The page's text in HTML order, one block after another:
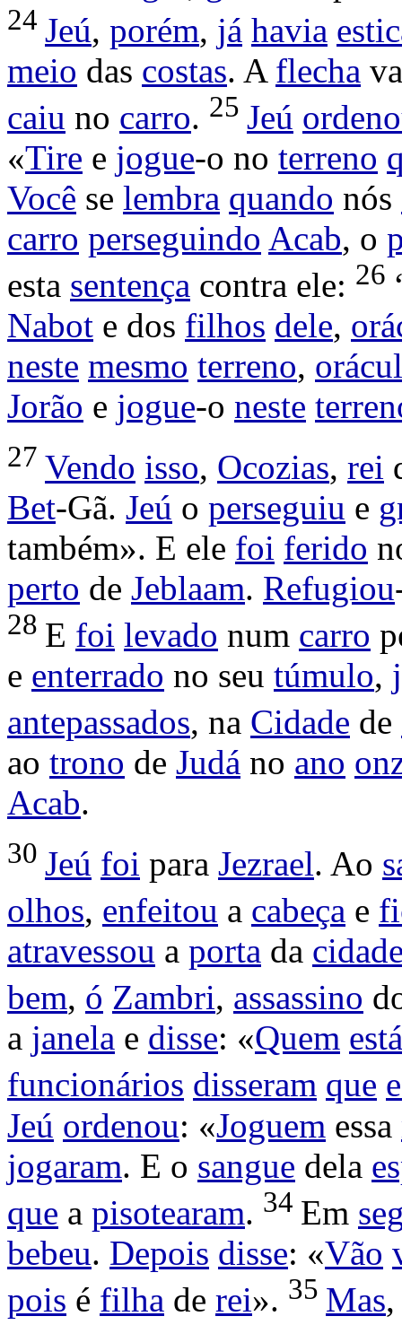
24 Jeú, porém, já havia
meio das costas. A flecha
caiu no carro. 25 Jeú
«Tire e jogue-o no terreno
Você se lembra quando nós
carro perseguindo Acab, o
esta sentença contra ele: 26
Nabot e dos filhos dele,
neste mesmo terreno,
Jorão e jogue-o neste
27 Vendo isso, Ocozias, rei
Bet-Gã. Jeú o perseguiu e
também». E ele foi ferido
perto de Jeblaam. Refugiou
28 E foi levado num carro
e enterrado no seu túmulo,
antepassados, na Cidade de
ao trono de Judá no ano
Acab.
30 Jeú foi para Jezrael. Ao
olhos, enfeitou a cabeça e
atravessou a porta da
bem, ó Zambri, assassino
a janela e disse: «Quem está
funcionários disseram que
Jeú ordenou: «Joguem essa
jogaram. E o sangue dela
que a pisotearam. 34 Em
bebeu. Depois disse: «Vão
pois é filha de rei». 35 Mas